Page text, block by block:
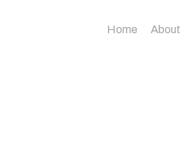
Home About